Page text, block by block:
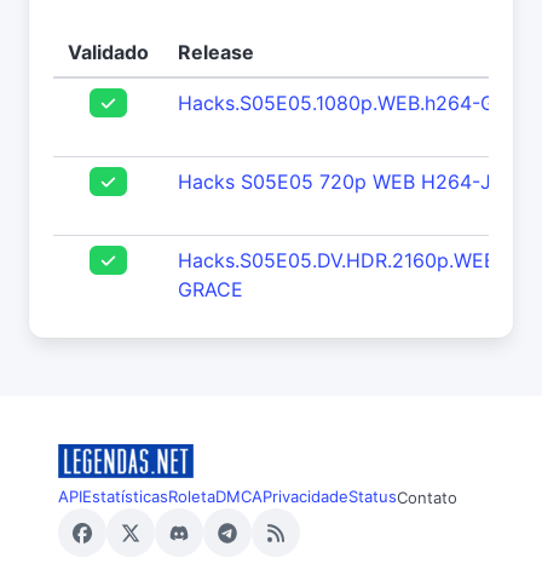
Validado Release
Hacks.S05E05.1080p.WEB.h264-
Hacks S05E05 720p WEB H264-JFF
GRACE
APIEstatísticasRoletaDMCAPrivacidadeStatusContato